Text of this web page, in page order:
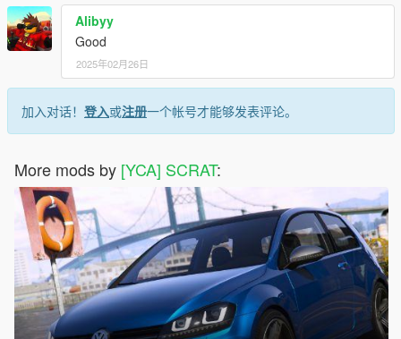
Alibyy
Good
2025年02月26日
加入对话！ 登入或注册一个帐号才能够发表评论。
More mods by [YCA] SCRAT: